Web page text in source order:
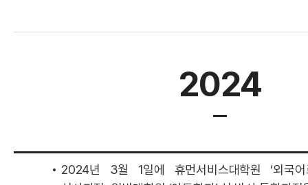
2024
2024년 3월 1일에 휴먼서비스대학원 ‘외국어